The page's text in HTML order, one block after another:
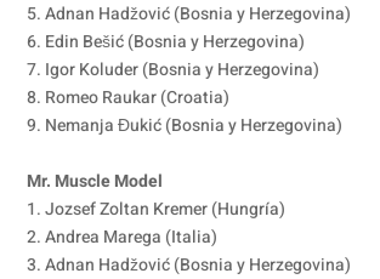
5. Adnan Hadžović (Bosnia y Herzegovina)
6. Edin Bešić (Bosnia y Herzegovina)
7. Igor Koluder (Bosnia y Herzegovina)
8. Romeo Raukar (Croatia)
9. Nemanja Đukić (Bosnia y Herzegovina)
Mr. Muscle Model
1. Jozsef Zoltan Kremer (Hungría)
2. Andrea Marega (Italia)
3. Adnan Hadžović (Bosnia y Herzegovina)